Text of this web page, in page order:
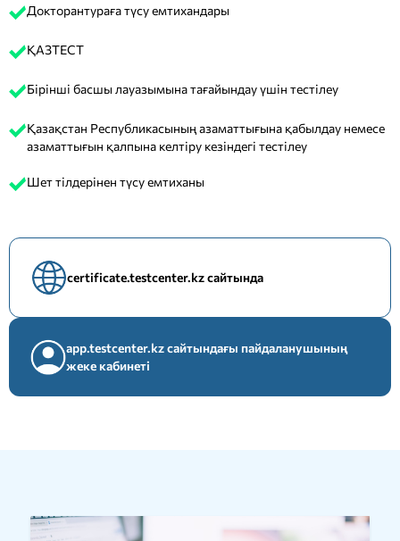
Докторантураға түсу емтихандары
ҚАЗТЕСТ
Бірінші басшы лауазымына тағайындау үшін тестілеу
Қазақстан Республикасының азаматтығына қабылдау немесе
азаматтығын қалпына келтіру кезіндегі тестілеу
Шет тілдерінен түсу емтиханы
certificate.testcenter.kz сайтында
app.testcenter.kz сайтындағы пайдаланушының
жеке кабинеті